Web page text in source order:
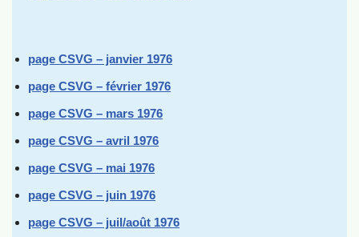
page CSVG – janvier 1976
page CSVG – février 1976
page CSVG – mars 1976
page CSVG – avril 1976
page CSVG – mai 1976
page CSVG – juin 1976
page CSVG – juil/août 1976